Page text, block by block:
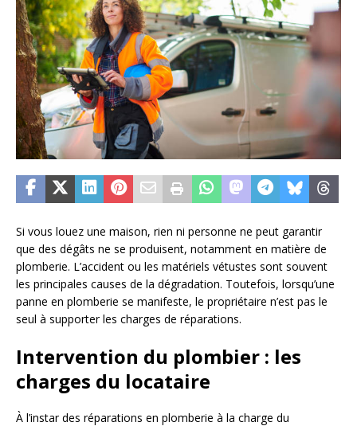
Si vous louez une maison, rien ni personne ne peut garantir
que des dégâts ne se produisent, notamment en matière de
plomberie. L’accident ou les matériels vétustes sont souvent
les principales causes de la dégradation. Toutefois, lorsqu’une
panne en plomberie se manifeste, le propriétaire n’est pas le
seul à supporter les charges de réparations.
Intervention du plombier : les
charges du locataire
À l’instar des réparations en plomberie à la charge du